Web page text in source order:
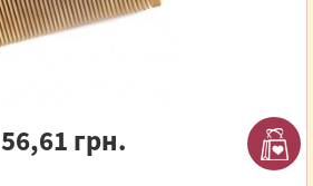
56,61 грн.